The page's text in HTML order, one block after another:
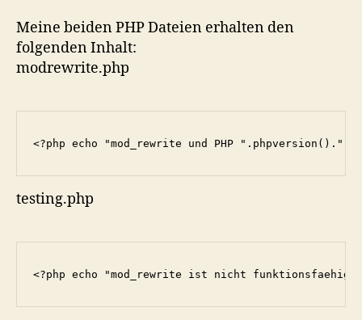
Meine beiden PHP Dateien erhalten den
folgenden Inhalt:
modrewrite.php
<?php echo "mod_rewrite und PHP ".phpversion()."
testing.php
<?php echo "mod_rewrite ist nicht